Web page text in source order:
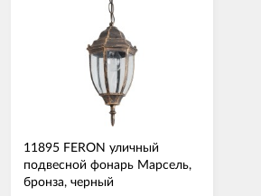
11895 FERON уличный
подвесной фонарь Марсель,
бронза, черный